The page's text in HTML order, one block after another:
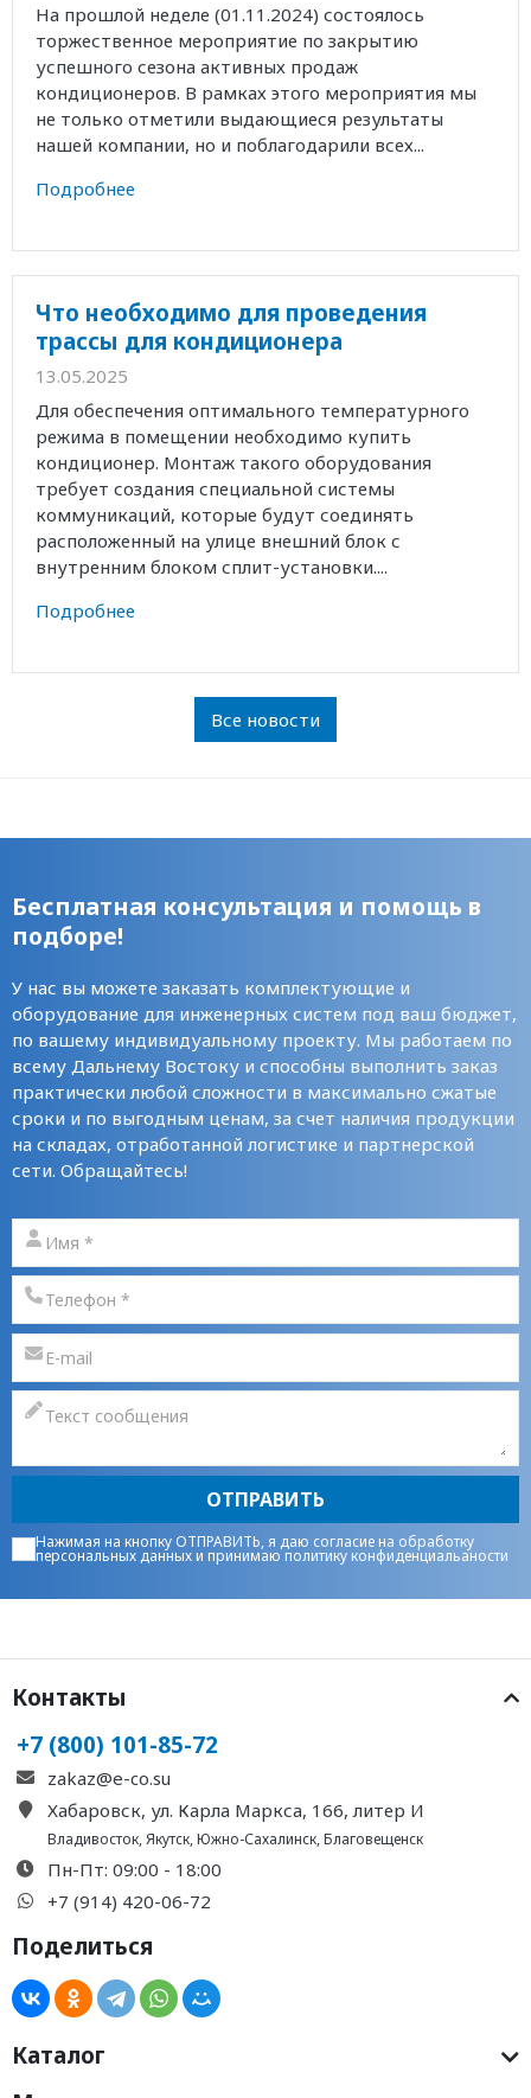
На прошлой неделе (01.11.2024) состоялось
торжественное мероприятие по закрытию
успешного сезона активных продаж
кондиционеров. В рамках этого мероприятия мы
не только отметили выдающиеся результаты
нашей компании, но и поблагодарили всех...
Подробнее
Что необходимо для проведения
трассы для кондиционера
13.05.2025
Для обеспечения оптимального температурного
режима в помещении необходимо купить
кондиционер. Монтаж такого оборудования
требует создания специальной системы
коммуникаций, которые будут соединять
расположенный на улице внешний блок с
внутренним блоком сплит-установки....
Подробнее
Все новости
Бесплатная консультация и помощь в
подборе!
У нас вы можете заказать комплектующие и
оборудование для инженерных систем под ваш бюджет,
по вашему индивидуальному проекту. Мы работаем по
всему Дальнему Востоку и способны выполнить заказ
практически любой сложности в максимально сжатые
сроки и по выгодным ценам, за счет наличия продукции
на складах, отработанной логистике и партнерской
сети. Обращайтесь!
ОТПРАВИТЬ
Нажимая на кнопку ОТПРАВИТЬ, я даю согласие на обработку
персональных данныхи принимаюполитику конфиденциальаности
Контакты
+7 (800) 101-85-72
zakaz@e-co.su
Хабаровск, ул. Карла Маркса, 166, литер И
Владивосток,Якутск,Южно-Сахалинск,Благовещенск
Пн-Пт: 09:00 - 18:00
+7 (914) 420-06-72
Поделиться
Каталог